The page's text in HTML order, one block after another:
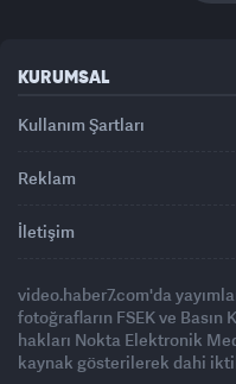
KURUMSAL
Kullanım Şartları
Reklam
İletişim
video.haber7.com'da
fotoğrafların FSEK ve
hakları Nokta Elektronik
kaynak gösterilerek dahi